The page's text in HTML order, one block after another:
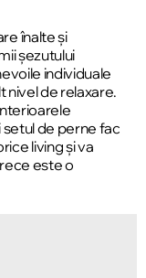
înalte și
șezutului
individuale
nivel de relaxare.
de perne fac
living și va
este o